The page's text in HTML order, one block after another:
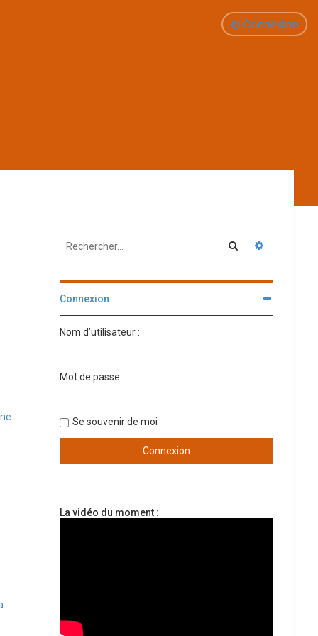
Connexion
Rechercher
Connexion
Nom d’utilisateur :
Mot de passe :
Se souvenir de moi
La vidéo du moment :